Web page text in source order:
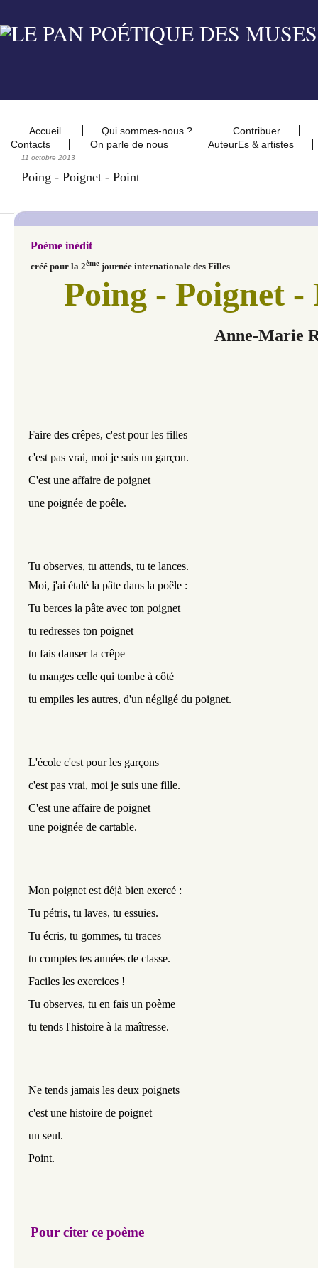
Accueil Qui sommes-nous ?
Contribuer
Contacts
On parle de nous AuteurEs & artistes
11 octobre 2013
Poing - Poignet - Point
Poème inédit
créé pour la 2ème journée internationale des Filles
Poing - Poignet -
Anne-Marie
Faire des crêpes, c'est pour les filles
c'est pas vrai, moi je suis un garçon.
C'est une affaire de poignet
une poignée de poêle.
Tu observes, tu attends, tu te lances.
Moi, j'ai étalé la pâte dans la poêle :
Tu berces la pâte avec ton poignet
tu redresses ton poignet
tu fais danser la crêpe
tu manges celle qui tombe à côté
tu empiles les autres, d'un négligé du poignet.
L'école c'est pour les garçons
c'est pas vrai, moi je suis une fille.
C'est une affaire de poignet
une poignée de cartable.
Mon poignet est déjà bien exercé :
Tu pétris, tu laves, tu essuies.
Tu écris, tu gommes, tu traces
tu comptes tes années de classe.
Faciles les exercices !
Tu observes, tu en fais un poème
tu tends l'histoire à la maîtresse.
Ne tends jamais les deux poignets
c'est une histoire de poignet
un seul.
Point.
Pour citer ce poème